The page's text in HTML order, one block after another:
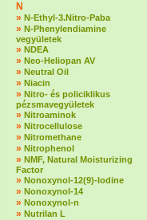
N
» N-Ethyl-3.Nitro-Paba
» N-Phenylendiamine
vegyületek
» NDEA
» Neo-Heliopan AV
» Neutral Oil
» Niacin
» Nitro- és policiklikus
pézsmavegyületek
» Nitroaminok
» Nitrocellulose
» Nitromethane
» Nitrophenol
» NMF, Natural Moisturizing
Factor
» Nonoxynol-12(9)-lodine
» Nonoxynol-14
» Nonoxynol-n
» Nutrilan L